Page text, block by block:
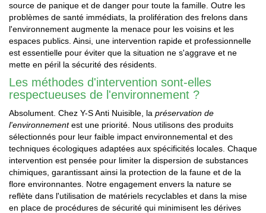
source de panique et de danger pour toute la famille. Outre les
problèmes de santé immédiats, la prolifération des frelons dans
l'environnement augmente la menace pour les voisins et les
espaces publics. Ainsi, une intervention rapide et professionnelle
est essentielle pour éviter que la situation ne s'aggrave et ne
mette en péril la sécurité des résidents.
Les méthodes d'intervention sont-elles
respectueuses de l'environnement ?
Absolument. Chez Y-S Anti Nuisible, la préservation de
l'environnementest une priorité. Nous utilisons des produits
sélectionnés pour leur faible impact environnemental et des
techniques écologiques adaptées aux spécificités locales. Chaque
intervention est pensée pour limiter la dispersion de substances
chimiques, garantissant ainsi la protection de la faune et de la
flore environnantes. Notre engagement envers la nature se
reflète dans l'utilisation de matériels recyclables et dans la mise
en place de procédures de sécurité qui minimisent les dérives